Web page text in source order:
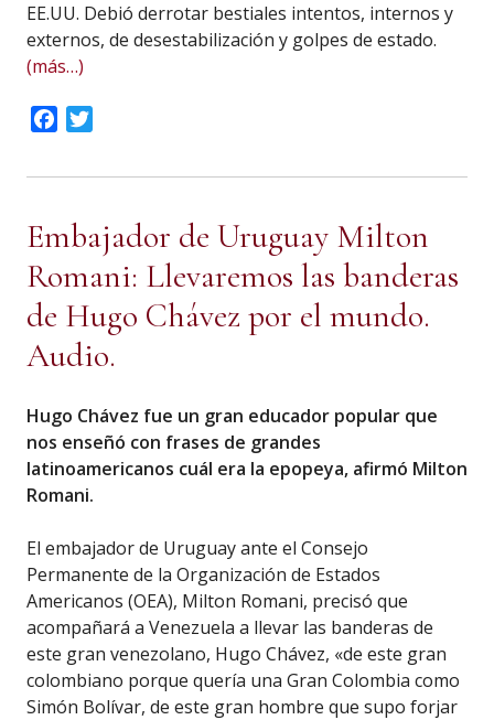
EE.UU. Debió derrotar bestiales intentos, internos y
externos, de desestabilización y golpes de estado.
(más…)
Facebook
Embajador de Uruguay Milton
Romani: Llevaremos las banderas
de Hugo Chávez por el mundo.
Audio.
Hugo Chávez fue un gran educador popular que
nos enseñó con frases de grandes
latinoamericanos cuál era la epopeya, afirmó Milton
Romani.
El embajador de Uruguay ante el Consejo
Permanente de la Organización de Estados
Americanos (OEA), Milton Romani, precisó que
acompañará a Venezuela a llevar las banderas de
este gran venezolano, Hugo Chávez, «de este gran
colombiano porque quería una Gran Colombia como
Simón Bolívar, de este gran hombre que supo forjar